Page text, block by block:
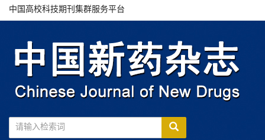
中国高校科技期刊集群服务平台